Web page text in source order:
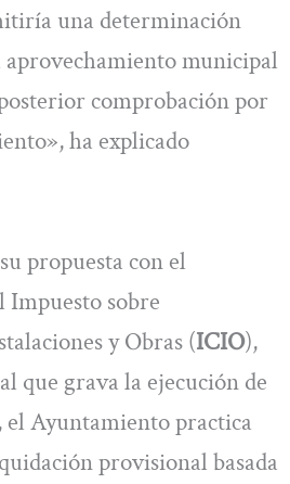
una determinación
municipal
comprobación por
ha explicado
propuesta con el
sobre
y Obras (ICIO),
que grava la ejecución de
el Ayuntamiento practica
provisional basada